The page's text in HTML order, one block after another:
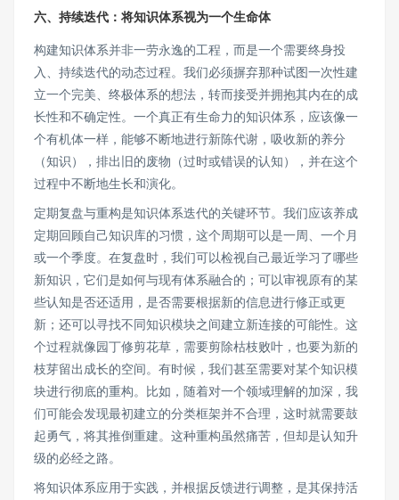
六、持续迭代：将知识体系视为一个生命体
构建知识体系并非一劳永逸的工程，而是一个需要终身投
入、持续迭代的动态过程。我们必须摒弃那种试图一次性建
立一个完美、终极体系的想法，转而接受并拥抱其内在的成
长性和不确定性。一个真正有生命力的知识体系，应该像一
个有机体一样，能够不断地进行新陈代谢，吸收新的养分
（知识），排出旧的废物（过时或错误的认知），并在这个
过程中不断地生长和演化。
定期复盘与重构是知识体系迭代的关键环节。我们应该养成
定期回顾自己知识库的习惯，这个周期可以是一周、一个月
或一个季度。在复盘时，我们可以检视自己最近学习了哪些
新知识，它们是如何与现有体系融合的；可以审视原有的某
些认知是否还适用，是否需要根据新的信息进行修正或更
新；还可以寻找不同知识模块之间建立新连接的可能性。这
个过程就像园丁修剪花草，需要剪除枯枝败叶，也要为新的
枝芽留出成长的空间。有时候，我们甚至需要对某个知识模
块进行彻底的重构。比如，随着对一个领域理解的加深，我
们可能会发现最初建立的分类框架并不合理，这时就需要鼓
起勇气，将其推倒重建。这种重构虽然痛苦，但却是认知升
级的必经之路。
将知识体系应用于实践，并根据反馈进行调整，是其保持活